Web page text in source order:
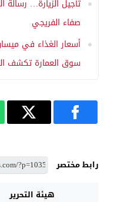
تأجيل الزيارة…
صفاء الفريجي
أسعار الغذاء في
سوق العمارة تكشف
رابط مختصر
هيئة التحرير